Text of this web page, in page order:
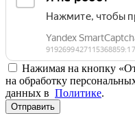
Нажимая на кнопку
на обработку
данных в Политике.
Отправить